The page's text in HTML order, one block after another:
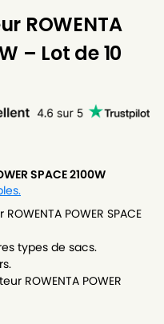
ROWENTA
– Lot de 10
SPACE 2100W
POWER SPACE
types de sacs.
ROWENTA POWER